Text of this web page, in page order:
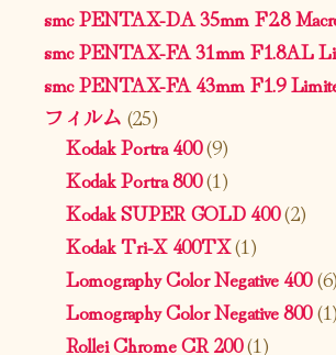
smc PENTAX-DA 35mm F2.8
smc PENTAX-FA 31mm F1.8AL
smc PENTAX-FA 43mm F1.9
フィルム (25)
Kodak Portra 400(9)
Kodak Portra 800(1)
Kodak SUPER GOLD 400(2)
Kodak Tri-X 400TX(1)
Lomography Color Negative 400(6)
Lomography Color Negative 800(1)
Rollei Chrome CR 200(1)